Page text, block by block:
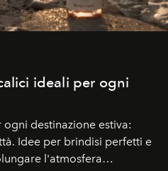
ideali per ogni
destinazione estiva:
Idee per brindisi perfetti e
l'atmosfera